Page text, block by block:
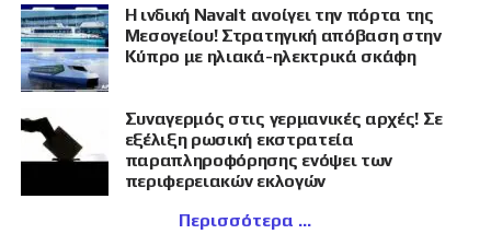
Η ινδική Navalt ανοίγει την πόρτα της
Μεσογείου! Στρατηγική απόβαση στην
Κύπρο με ηλιακά-ηλεκτρικά σκάφη
Συναγερμός στις γερμανικές αρχές! Σε
εξέλιξη ρωσική εκστρατεία
παραπληροφόρησης ενόψει των
περιφερειακών εκλογών
Περισσότερα